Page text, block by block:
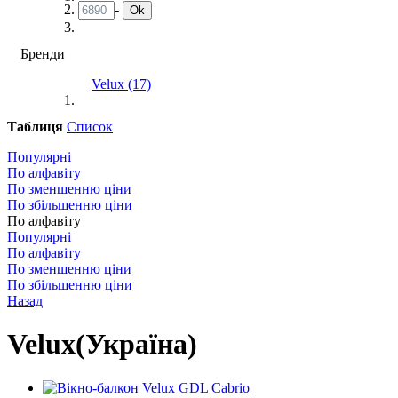
- Ok
Бренди
Velux (17)
Таблиця Список
Популярні
По алфавіту
По зменшенню ціни
По збільшенню ціни
По алфавіту
Популярні
По алфавіту
По зменшенню ціни
По збільшенню ціни
Назад
Velux(Україна)